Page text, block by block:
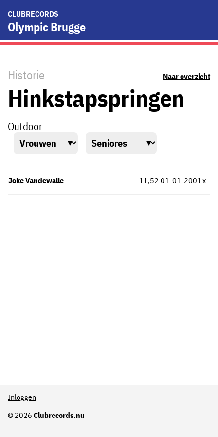
CLUBRECORDS
Olympic Brugge
Historie Naar overzicht
Hinkstapspringen
Outdoor
Joke Vandewalle x
11,52 -
01-01-2001
© 2026 Clubrecords.nu
Inloggen